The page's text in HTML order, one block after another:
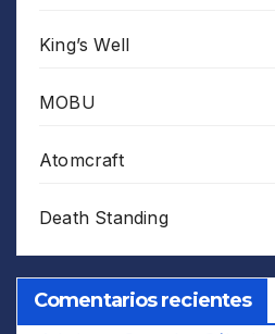
King’s Well
MOBU
Atomcraft
Death Standing
Comentarios recientes